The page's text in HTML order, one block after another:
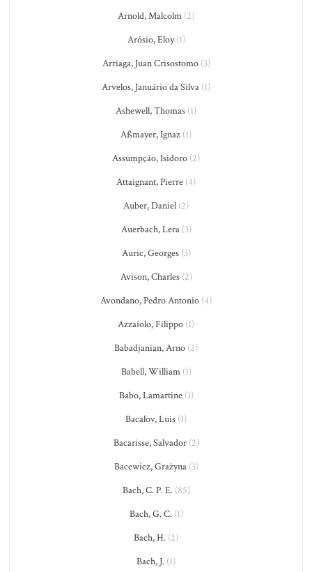
Arnold, Malcolm (2)
Arósio, Eloy(1)
Arriaga, Juan Crisostomo(3)
Arvelos, Januário da Silva (1)
Ashewell, Thomas (1)
Aßmayer, Ignaz (1)
Assumpção, Isidoro (2)
Attaignant, Pierre (4)
Auber, Daniel (2)
Auerbach, Lera(3)
Auric, Georges(3)
Avison, Charles(2)
Avondano, Pedro Antonio (4)
Azzaiolo, Filippo (1)
Babadjanian, Arno (2)
Babell, William(1)
Babo, Lamartine(1)
Bacalov, Luis (1)
Bacarisse, Salvador(2)
Bacewicz, Grażyna(3)
Bach, C. P. E.(85)
Bach, G. C.(1)
Bach, H. (2)
Bach, J. (1)